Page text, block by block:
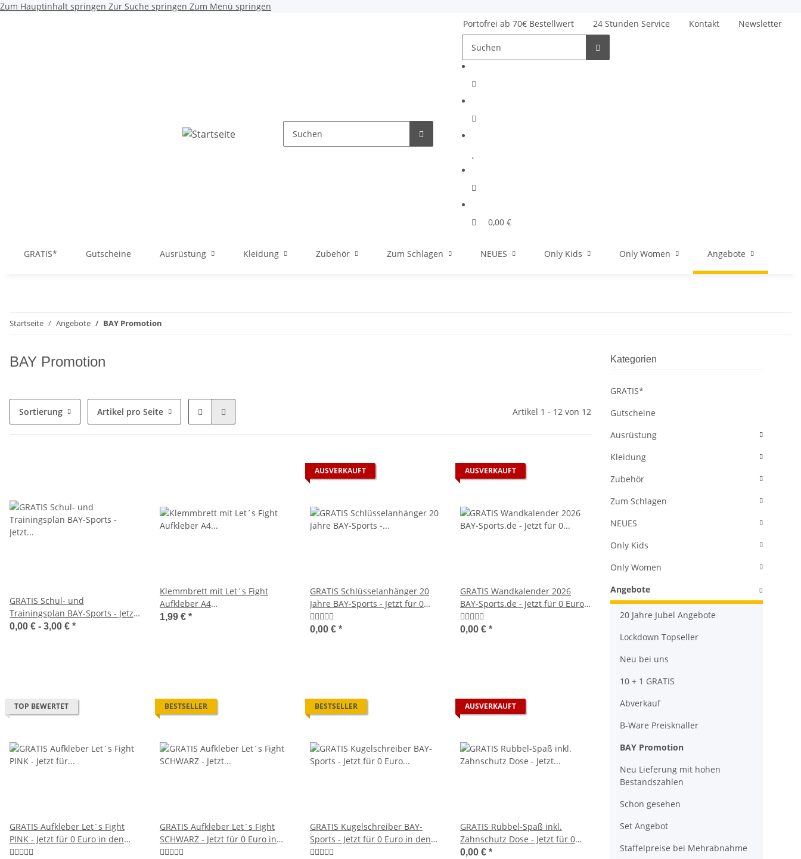
Zum Hauptinhalt springen Zur Suche springen Zum Menü springen
Portofrei ab 70€ Bestellwert
24 Stunden Service Kontakt Newsletter
0,00 €
GRATIS* Gutscheine Ausrüstung Kleidung Zubehör Zum Schlagen NEUES Only Kids Only Women Angebote
Startseite Angebote BAY Promotion
BAY Promotion
Sortierung Artikel pro Seite Artikel 1 - 12 von 12
GRATIS Schul- und
Trainingsplan BAY-Sports - Jetzt
für 0 Euro in den Warenkorb
0,00 € - 3,00 € *
Klemmbrett mit Let´s Fight
Aufkleber A4
SCHNÄPPCHENPREIS
1,99 € *
AUSVERKAUFT
GRATIS Schlüsselanhänger 20
Jahre BAY-Sports - Jetzt für 0
Euro in den Warenkorb legen.
0,00 € *
AUSVERKAUFT
GRATIS Wandkalender 2026
BAY-Sports.de - Jetzt für 0 Euro
in den Warenkorb legen.
0,00 € *
TOP BEWERTET
GRATIS Aufkleber Let´s Fight
PINK - Jetzt für 0 Euro in den
Warenkorb legen.
BESTSELLER
GRATIS Aufkleber Let´s Fight
SCHWARZ - Jetzt für 0 Euro in
den Warenkorb legen.
BESTSELLER
GRATIS Kugelschreiber BAY-
Sports - Jetzt für 0 Euro in den
Warenkorb legen.
AUSVERKAUFT
GRATIS Rubbel-Spaß inkl.
Zahnschutz Dose - Jetzt für 0
Euro in den Warenkorb legen.
0,00 € *
Kategorien
GRATIS*
Gutscheine
Ausrüstung
Kleidung
Zubehör
Zum Schlagen
NEUES
Only Kids
Only Women
Angebote
20 Jahre Jubel Angebote
Lockdown Topseller
Neu bei uns
10 + 1 GRATIS
Abverkauf
B-Ware Preisknaller
BAY Promotion
Neu Lieferung mit hohen
Bestandszahlen
Schon gesehen
Set Angebot
Staffelpreise bei Mehrabnahme